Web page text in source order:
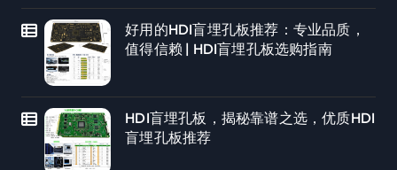
好用的HDI盲埋孔板推荐：专业品质，
值得信赖 | HDI盲埋孔板选购指南
HDI盲埋孔板，揭秘靠谱之选，优质HDI
盲埋孔板推荐